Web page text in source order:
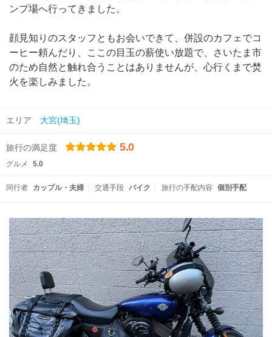
ンプ場へ行ってきました。
顔見知りのスタッフともお会いできて、併設のカフェでコ
ーヒー頼んだり、ここの目玉の薪使い放題で、さいたま市
のため自然と触れ合うことはありませんが、心行くまで焚
火を楽しみました。
エリア 大宮(埼玉)
旅行の満足度 5.0
グルメ 5.0
同行者 カップル・夫婦 交通手段 バイク 旅行の手配内容 個別手配